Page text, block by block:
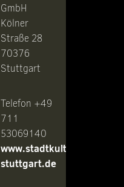
GmbH
Kölner
Straße 28
70376
Stuttgart
Telefon +49
711
53069140
www.stadtkultur-
stuttgart.de